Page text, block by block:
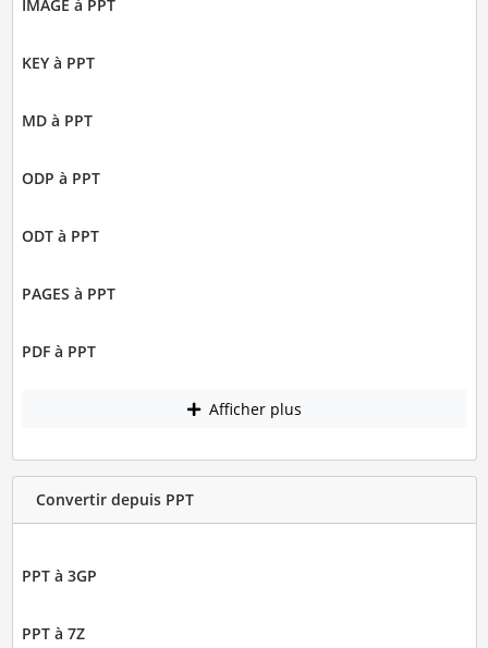
IMAGE à PPT
KEY à PPT
MD à PPT
ODP à PPT
ODT à PPT
PAGES à PPT
PDF à PPT
Afficher plus
Convertir depuis PPT
PPT à 3GP
PPT à 7Z